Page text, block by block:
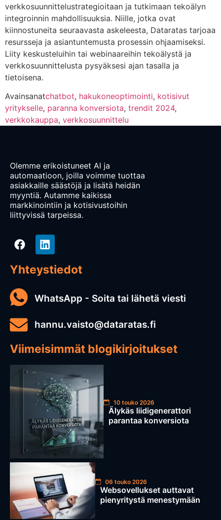
verkkosuunnittelustrategioitaan ja tutkimaan tekoälyn
integroinnin mahdollisuuksia. Niille, jotka ovat
kiinnostuneita seuraavasta askeleesta, Dataratas tarjoaa
resursseja ja asiantuntemusta prosessin ohjaamiseksi.
Liity keskusteluihin tai webinaareihin tekoälystä ja
verkkosuunnittelusta pysyäksesi ajan tasalla ja
tietoisena.
Avainsanatchatbot, hakukoneoptimointi, kotisivut
yritykselle, paranna konversiota, trendit 2024,
verkkokauppa, verkkosuunnittelu
Olemme erikoistuneet AI ja
automaatioon, joilla voimme tuottaa
asiakkaille säästöjä ja lisätä heidän
myyntiä. Autamme kaikissa
markkinointiin ja kotisivustoihin
liittyvissä tarpeissa.
Yhteystiedot
WhatsApp - Soita tai lähetä viesti
hannu.vaisto@dataratas.fi
Viimeisimmät blogikirjoitukset
10 touko 2026
Älykäs liidigenerattori
parantaa konversiota
06 touko 2026
Websovellukset auttavat
pienyritystä menestymään